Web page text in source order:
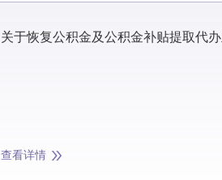
关于恢复公积金及公积金补贴提取代
查看详情